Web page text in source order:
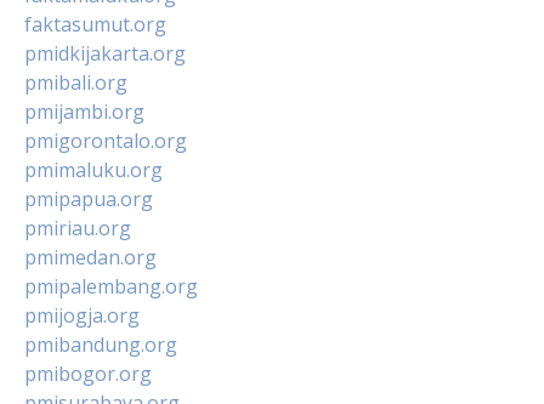
faktasumut.org
pmidkijakarta.org
pmibali.org
pmijambi.org
pmigorontalo.org
pmimaluku.org
pmipapua.org
pmiriau.org
pmimedan.org
pmipalembang.org
pmijogja.org
pmibandung.org
pmibogor.org